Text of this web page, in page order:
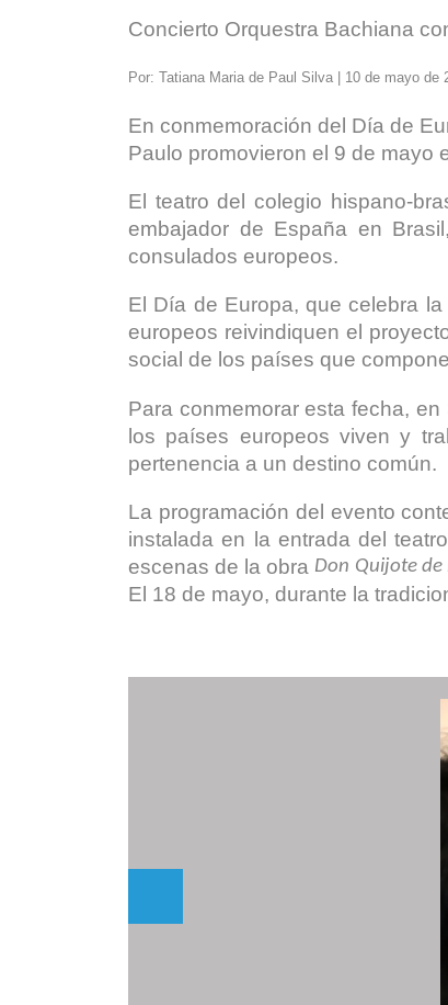
Concierto Orquestra Bachiana
Por: Tatiana Maria de Paul Silva | 10 de mayo de
En conmemoración del Día de
Paulo promovieron el 9 de mayo
El teatro del colegio hispano-
embajador de España en
consulados europeos.
El Día de Europa, que celebra
europeos reivindiquen el
social de los países que
Para conmemorar esta fecha,
los países europeos viven y
pertenencia a un destino común.
La programación del evento
instalada en la entrada del
escenas de la obra Don Quijote de
El 18 de mayo, durante la